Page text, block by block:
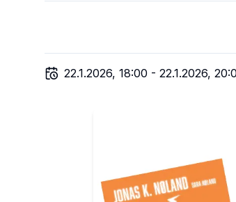
22.1.2026, 18:00 - 22.1.2026,